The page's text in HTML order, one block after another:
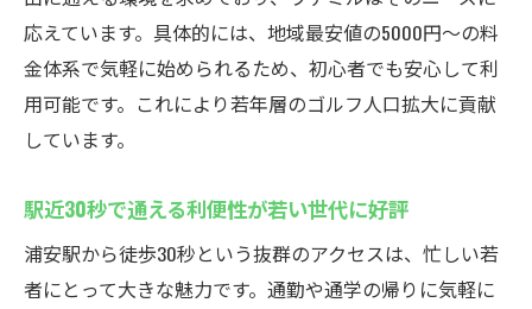
ルの魅力
質の高いレッスンを手頃な料金で体験可能
クラブフィッティングもできるインドアゴ
ルフスクール
コスパ抜群のレッスンで初心者も安心
シミュレーター活用の効果的な練習法を解
説
応えています。具体的には、地域最安値の5000円〜の料
金体系で気軽に始められるため、初心者でも安心して利
用可能です。これにより若年層のゴルフ人口拡大に貢献
しています。
駅近30秒で通える利便性が若い世代に好評
浦安駅から徒歩30秒という抜群のアクセスは、忙しい若
者にとって大きな魅力です。通勤や通学の帰りに気軽に